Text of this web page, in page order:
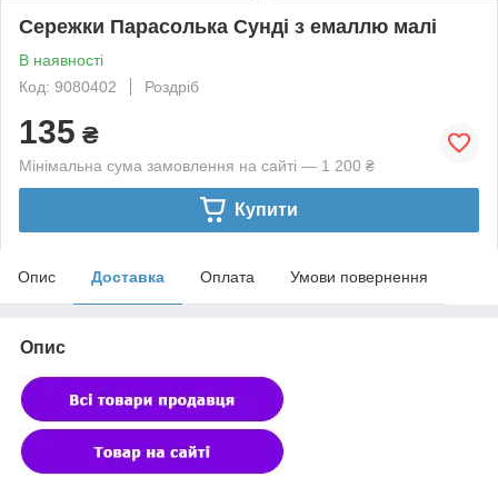
Сережки Парасолька Сунді з емаллю малі
В наявності
Код: 9080402
Роздріб
135 ₴
Мінімальна сума замовлення на сайті — 1 200 ₴
Купити
Опис Доставка Оплата Умови повернення
Опис